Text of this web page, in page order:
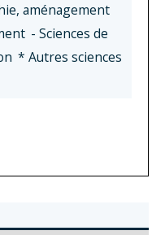
aménagement
- Sciences de
* Autres sciences